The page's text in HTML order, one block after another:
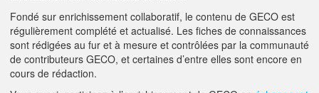
Aucun résultat
A PROPOS DE GECO AIDE
Fondé sur enrichissement collaboratif, le contenu de GECO est
régulièrement complété et actualisé. Les fiches de connaissances
sont rédigées au fur et à mesure et contrôlées par la communauté
de contributeurs GECO, et certaines d’entre elles sont encore en
cours de rédaction.